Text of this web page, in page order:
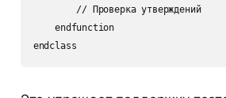
        // Проверка утверждений
    endfunction